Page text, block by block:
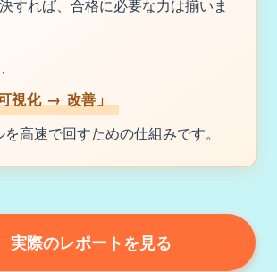
すれば、合格に必要な力は揃いま
視化 → 改善」
高速で回すための仕組みです。
実際のレポートを見る